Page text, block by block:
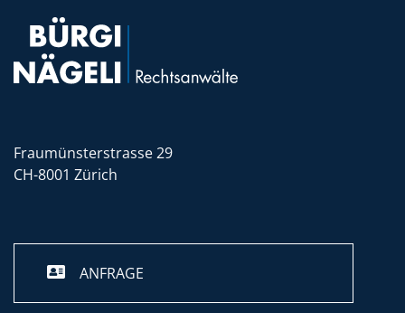
Fraumünsterstrasse 29
CH-8001 Zürich
ANFRAGE